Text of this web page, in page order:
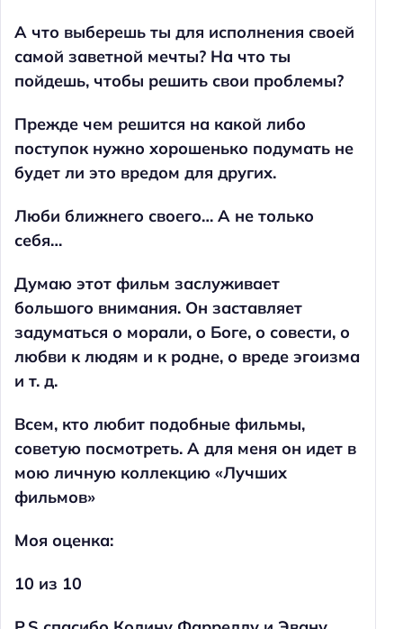
А что выберешь ты для исполнения своей
самой заветной мечты? На что ты
пойдешь, чтобы решить свои проблемы?
Прежде чем решится на какой либо
поступок нужно хорошенько подумать не
будет ли это вредом для других.
Люби ближнего своего… А не только
себя…
Думаю этот фильм заслуживает
большого внимания. Он заставляет
задуматься о морали, о Боге, о совести, о
любви к людям и к родне, о вреде эгоизма
и т. д.
Всем, кто любит подобные фильмы,
советую посмотреть. А для меня он идет в
мою личную коллекцию «Лучших
фильмов»
Моя оценка:
10 из 10